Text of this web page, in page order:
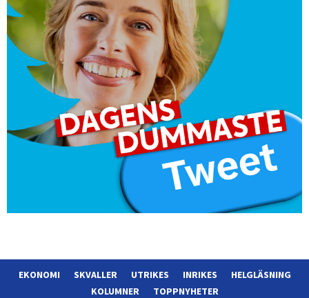
EKONOMI SKVALLER UTRIKES INRIKES
HELGLÄSNING
KOLUMNER
TOPPNYHETER